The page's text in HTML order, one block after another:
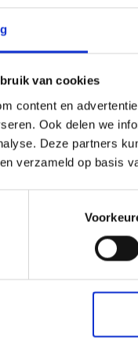
van cookies
content en
Ook delen we
Deze partners
verzameld op basis